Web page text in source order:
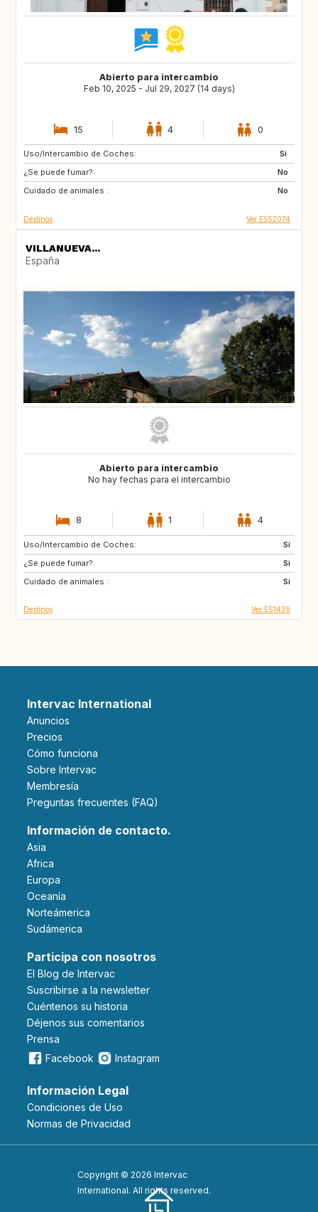
Abierto para intercambio
Feb 10, 2025 - Jul 29, 2027 (14 days)
15 4 0
Uso/Intercambio de Coches:
Si
¿Se puede fumar?:
No
Cuidado de animales :
No
ES
GB
PT
Destinos Ver ES52074
VILLANUEVA...
España
Abierto para intercambio
No hay fechas para el intercambio
8 1 4
Uso/Intercambio de Coches:
Si
¿Se puede fumar?:
Si
Cuidado de animales :
Si
ES
FR
Destinos Ver ES1439
Intervac International
Anuncios
Precios
Cómo funciona
Sobre Intervac
Membresía
Preguntas frecuentes (FAQ)
Información de contacto.
Asia
Africa
Europa
Oceanía
Norteámerica
Sudámerica
Participa con nosotros
El Blog de Intervac
Suscribirse a la newsletter
Cuéntenos su historia
Déjenos sus comentarios
Prensa
Facebook
Instagram
Información Legal
Condiciones de Uso
Normas de Privacidad
Copyright © 2026 Intervac
International. All rights reserved.